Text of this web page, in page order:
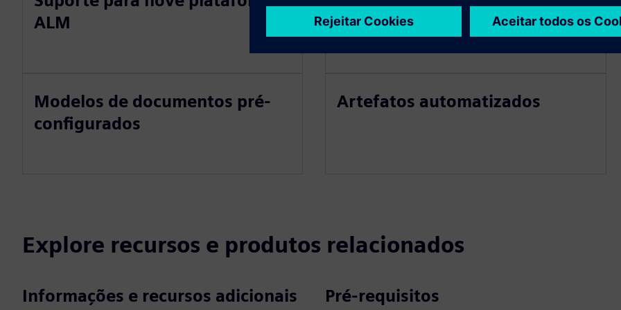
ALM
configuração do ALM
Modelos de documentos pré-
configurados
Artefatos automatizados
Explore recursos e produtos relacionados
Informações e recursos adicionais Pré-requisitos